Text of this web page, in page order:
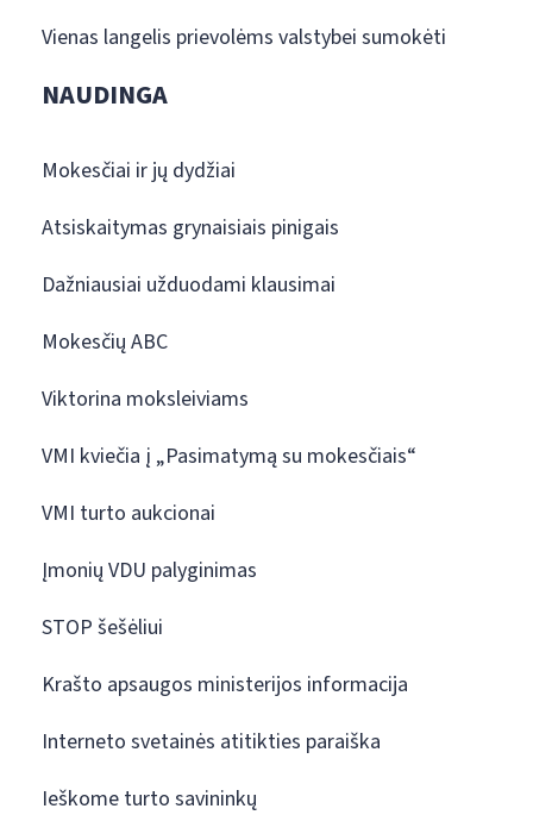
Vienas langelis prievolėms valstybei sumokėti
NAUDINGA
Mokesčiai ir jų dydžiai
Atsiskaitymas grynaisiais pinigais
Dažniausiai užduodami klausimai
Mokesčių ABC
Viktorina moksleiviams
VMI kviečia į „Pasimatymą su mokesčiais“
VMI turto aukcionai
Įmonių VDU palyginimas
STOP šešėliui
Krašto apsaugos ministerijos informacija
Interneto svetainės atitikties paraiška
Ieškome turto savininkų